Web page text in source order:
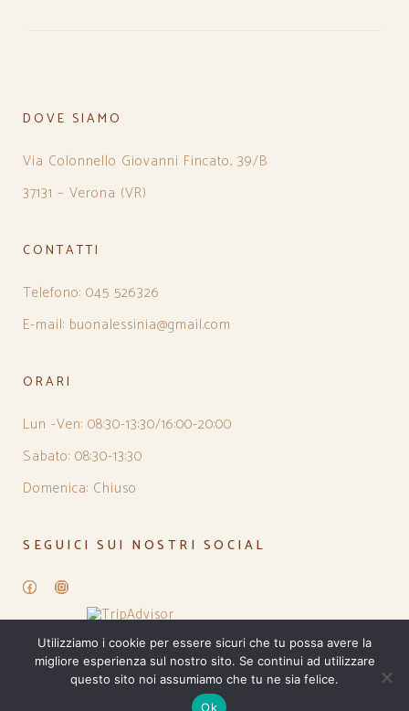
DOVE SIAMO
Via Colonnello Giovanni Fincato, 39/B
37131 – Verona (VR)
CONTATTI
Telefono: 045 526326
E-mail: buonalessinia@gmail.com
ORARI
Lun -Ven: 08:30-13:30/16:00-20:00
Sabato: 08:30-13:30
Domenica: Chiuso
SEGUICI SUI NOSTRI SOCIAL
FacebookInstagram
Utilizziamo i cookie per essere sicuri che tu possa avere la
migliore esperienza sul nostro sito. Se continui ad utilizzare
questo sito noi assumiamo che tu ne sia felice.
Ok